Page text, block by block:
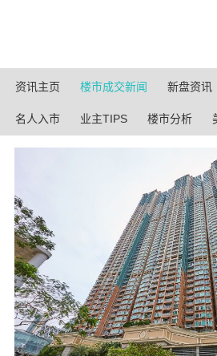
资讯主页 楼市成交新闻 新盘资讯
名人入市 业主TIPS 楼市分析